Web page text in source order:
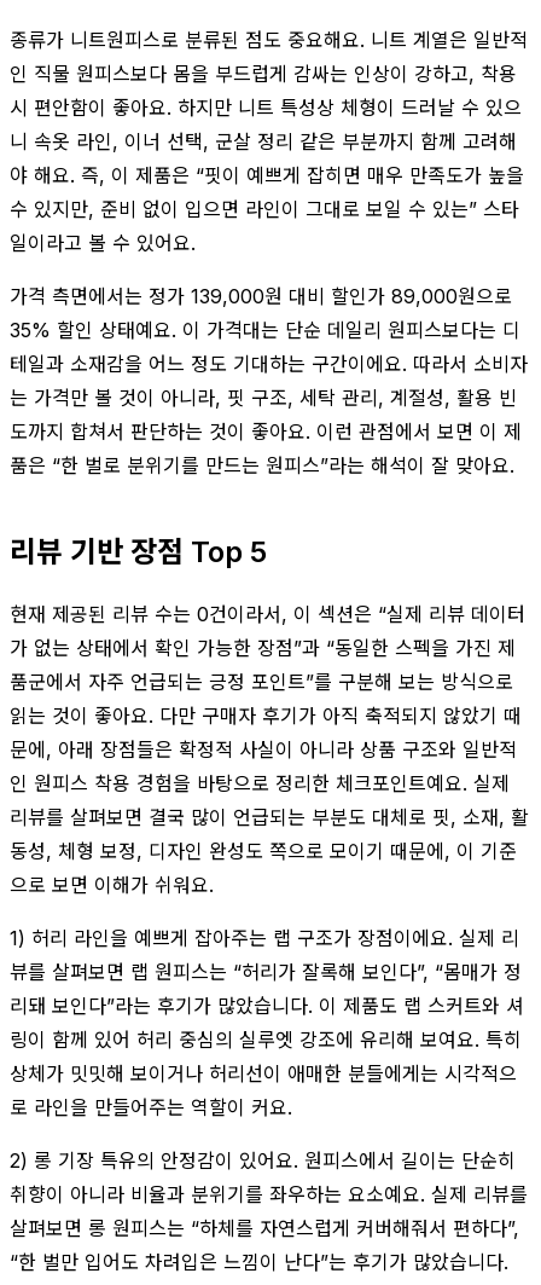
종류가 니트원피스로 분류된 점도 중요해요. 니트 계열은 일반적
인 직물 원피스보다 몸을 부드럽게 감싸는 인상이 강하고, 착용
시 편안함이 좋아요. 하지만 니트 특성상 체형이 드러날 수 있으
니 속옷 라인, 이너 선택, 군살 정리 같은 부분까지 함께 고려해
야 해요. 즉, 이 제품은 “핏이 예쁘게 잡히면 매우 만족도가 높을
수 있지만, 준비 없이 입으면 라인이 그대로 보일 수 있는” 스타
일이라고 볼 수 있어요.
가격 측면에서는 정가 139,000원 대비 할인가 89,000원으로
35% 할인 상태예요. 이 가격대는 단순 데일리 원피스보다는 디
테일과 소재감을 어느 정도 기대하는 구간이에요. 따라서 소비자
는 가격만 볼 것이 아니라, 핏 구조, 세탁 관리, 계절성, 활용 빈
도까지 합쳐서 판단하는 것이 좋아요. 이런 관점에서 보면 이 제
품은 “한 벌로 분위기를 만드는 원피스”라는 해석이 잘 맞아요.
리뷰 기반 장점 Top 5
현재 제공된 리뷰 수는 0건이라서, 이 섹션은 “실제 리뷰 데이터
가 없는 상태에서 확인 가능한 장점”과 “동일한 스펙을 가진 제
품군에서 자주 언급되는 긍정 포인트”를 구분해 보는 방식으로
읽는 것이 좋아요. 다만 구매자 후기가 아직 축적되지 않았기 때
문에, 아래 장점들은 확정적 사실이 아니라 상품 구조와 일반적
인 원피스 착용 경험을 바탕으로 정리한 체크포인트예요. 실제
리뷰를 살펴보면 결국 많이 언급되는 부분도 대체로 핏, 소재, 활
동성, 체형 보정, 디자인 완성도 쪽으로 모이기 때문에, 이 기준
으로 보면 이해가 쉬워요.
1) 허리 라인을 예쁘게 잡아주는 랩 구조가 장점이에요. 실제 리
뷰를 살펴보면 랩 원피스는 “허리가 잘록해 보인다”, “몸매가 정
리돼 보인다”라는 후기가 많았습니다. 이 제품도 랩 스커트와 셔
링이 함께 있어 허리 중심의 실루엣 강조에 유리해 보여요. 특히
상체가 밋밋해 보이거나 허리선이 애매한 분들에게는 시각적으
로 라인을 만들어주는 역할이 커요.
2) 롱 기장 특유의 안정감이 있어요. 원피스에서 길이는 단순히
취향이 아니라 비율과 분위기를 좌우하는 요소예요. 실제 리뷰를
살펴보면 롱 원피스는 “하체를 자연스럽게 커버해줘서 편하다”,
“한 벌만 입어도 차려입은 느낌이 난다”는 후기가 많았습니다.